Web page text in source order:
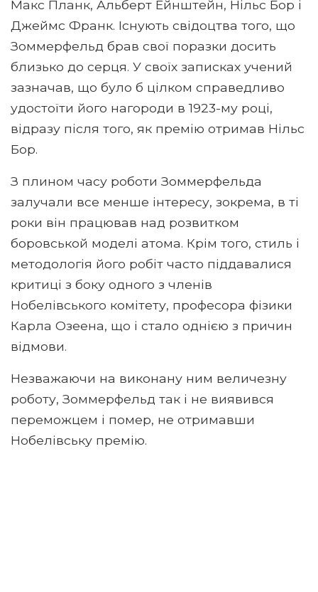
Макс Планк, Альберт Ейнштейн, Нільс Бор і
Джеймс Франк. Існують свідоцтва того, що
Зоммерфельд брав свої поразки досить
близько до серця. У своїх записках учений
зазначав, що було б цілком справедливо
удостоїти його нагороди в 1923-му році,
відразу після того, як премію отримав Нільс
Бор.
З плином часу роботи Зоммерфельда
залучали все менше інтересу, зокрема, в ті
роки він працював над розвитком
боровськой моделі атома. Крім того, стиль і
методологія його робіт часто піддавалися
критиці з боку одного з членів
Нобелівського комітету, професора фізики
Карла Озеена, що і стало однією з причин
відмови.
Незважаючи на виконану ним величезну
роботу, Зоммерфельд так і не виявився
переможцем і помер, не отримавши
Нобелівську премію.